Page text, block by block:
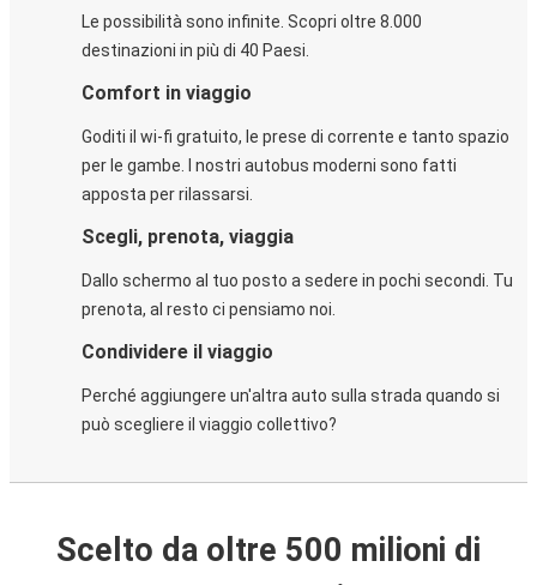
Le possibilità sono infinite. Scopri oltre 8.000
destinazioni in più di 40 Paesi.
Comfort in viaggio
Goditi il wi-fi gratuito, le prese di corrente e tanto spazio
per le gambe. I nostri autobus moderni sono fatti
apposta per rilassarsi.
Scegli, prenota, viaggia
Dallo schermo al tuo posto a sedere in pochi secondi. Tu
prenota, al resto ci pensiamo noi.
Condividere il viaggio
Perché aggiungere un'altra auto sulla strada quando si
può scegliere il viaggio collettivo?
Scelto da oltre 500 milioni di